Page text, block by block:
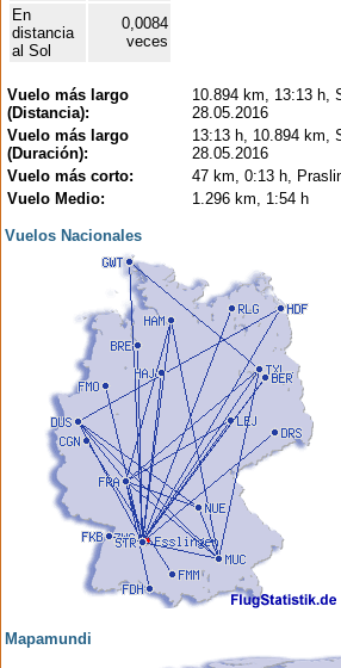
En
distancia
al Sol
0,0084
veces
Vuelo más largo
(Distancia):
10.894 km, 13:13 h,
28.05.2016
Vuelo más largo
(Duración):
13:13 h, 10.894 km,
28.05.2016
Vuelo más corto:
47 km, 0:13 h,
Vuelo Medio:
1.296 km, 1:54 h
Vuelos Nacionales
Mapamundi